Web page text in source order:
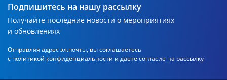
Подпишитесь на нашу рассылку
Получайте последние новости о мероприятиях
и обновлениях
Отправляя адрес эл.почты, вы соглашаетесь
с политикой конфиденциальности и даете согласие на рассылку